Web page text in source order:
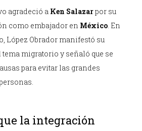
agradeció a Ken Salazarpor su
como embajador en México . En
López Obrador manifestó su
migratorio y señaló que se
para evitar las grandes
la integración